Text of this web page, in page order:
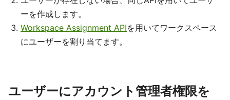
ーを作成します。
Workspace Assignment APIを用いてワークスペース
にユーザーを割り当てます。
ユーザーにアカウント管理者権限を